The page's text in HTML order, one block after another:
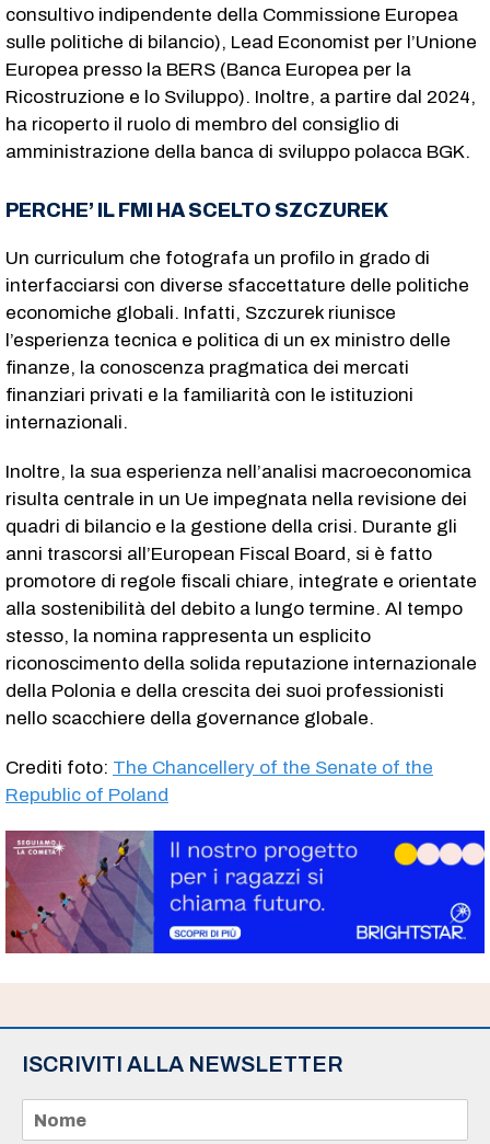
consultivo indipendente della Commissione Europea
sulle politiche di bilancio), Lead Economist per l’Unione
Europea presso la BERS (Banca Europea per la
Ricostruzione e lo Sviluppo). Inoltre, a partire dal 2024,
ha ricoperto il ruolo di membro del consiglio di
amministrazione della banca di sviluppo polacca BGK.
PERCHE’ IL FMI HA SCELTO SZCZUREK
Un curriculum che fotografa un profilo in grado di
interfacciarsi con diverse sfaccettature delle politiche
economiche globali. Infatti, Szczurek riunisce
l’esperienza tecnica e politica di un ex ministro delle
finanze, la conoscenza pragmatica dei mercati
finanziari privati e la familiarità con le istituzioni
internazionali.
Inoltre, la sua esperienza nell’analisi macroeconomica
risulta centrale in un Ue impegnata nella revisione dei
quadri di bilancio e la gestione della crisi. Durante gli
anni trascorsi all’European Fiscal Board, si è fatto
promotore di regole fiscali chiare, integrate e orientate
alla sostenibilità del debito a lungo termine. Al tempo
stesso, la nomina rappresenta un esplicito
riconoscimento della solida reputazione internazionale
della Polonia e della crescita dei suoi professionisti
nello scacchiere della governance globale.
Crediti foto: The Chancellery of the Senate of the
Republic of Poland
ISCRIVITI ALLA NEWSLETTER